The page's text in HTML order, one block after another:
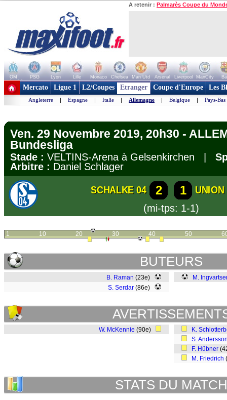
A retenir : Palmarès Coupe du
OM PSG Lyon Lille Monaco Chelsea Man Utd Arsenal Liverpool ManCity
+ de clubs
Mercato Ligue 1 L2/Coupes Etranger Coupe d'Europe Les
Angleterre | Espagne | Italie | Allemagne | Belgique | Pays-Bas
Ven. 29 Novembre 2019, 20h30 -
Bundesliga
Stade : VELTINS-Arena à Gelsenkirchen |
Arbitre : Daniel Schlager
SCHALKE 04 2 1
(mi-tps: 1-1)
1 10 20 30 40 50
BUTEURS
B. Raman (23e)
S. Serdar (86e)
M.
W. McKennie (90e)
K.
S.
F. Hübner
M. Friedrich
STATS DU MATCH